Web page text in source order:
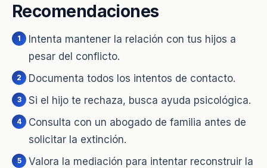
Recomendaciones
Intenta mantener la relación con tus hijos a
pesar del conflicto.
Documenta todos los intentos de contacto.
Si el hijo te rechaza, busca ayuda psicológica.
Consulta con un abogado de familia antes de
solicitar la extinción.
Valora la mediación para intentar reconstruir la